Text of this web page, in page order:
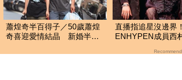
蕭煌奇半百得子／50歲蕭煌
奇喜迎愛情結晶 新婚半年
直播指追星沒邊界
ENHYPEN成員西
絲